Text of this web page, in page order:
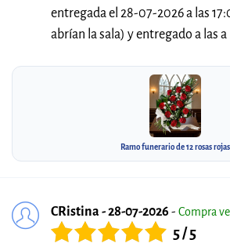
entregada el 28-07-2026 a las
abrían la sala) y entregado a las a
Ramo funerario de 12 rosas rojas
CRistina - 28-07-2026 - Compra
5 / 5